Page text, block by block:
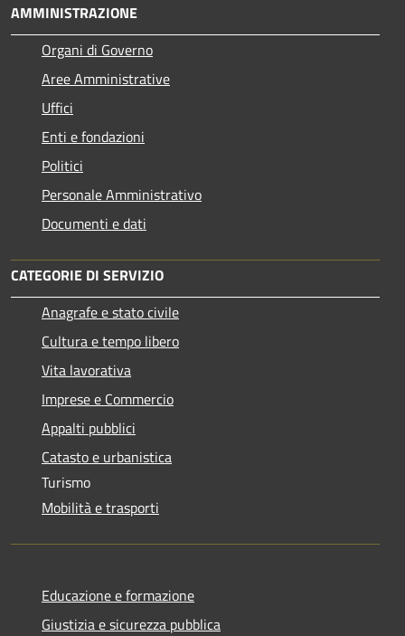
AMMINISTRAZIONE
Organi di Governo
Aree Amministrative
Uffici
Enti e fondazioni
Politici
Personale Amministrativo
Documenti e dati
CATEGORIE DI SERVIZIO
Anagrafe e stato civile
Cultura e tempo libero
Vita lavorativa
Imprese e Commercio
Appalti pubblici
Catasto e urbanistica
Turismo
Mobilità e trasporti
Educazione e formazione
Giustizia e sicurezza pubblica